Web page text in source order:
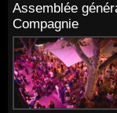
Assemblée
Compagnie